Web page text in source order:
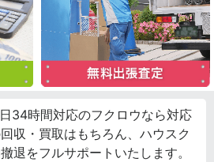
34時間対応のフクロウなら対応
収・買取はもちろん、ハウスク
退をフルサポートいたします。